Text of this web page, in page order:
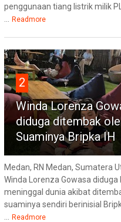
penggunaan tiang listrik milik
Readmore
2
Winda Lorenza
diduga ditembak
Suaminya Bripka IH
Medan, RN Medan, Sumatera
Winda Lorenza Gowasa diduga
meninggal dunia akibat
suaminya sendiri berinisial
Readmore